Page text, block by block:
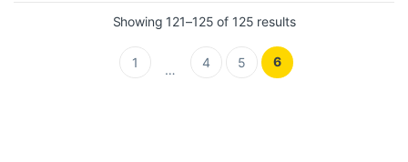
Showing 121–125 of 125 results
1 … 4 5 6